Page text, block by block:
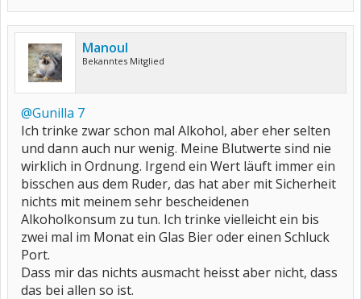
Manoul
Bekanntes Mitglied
@Gunilla 7
Ich trinke zwar schon mal Alkohol, aber eher selten
und dann auch nur wenig. Meine Blutwerte sind nie
wirklich in Ordnung. Irgend ein Wert läuft immer ein
bisschen aus dem Ruder, das hat aber mit Sicherheit
nichts mit meinem sehr bescheidenen
Alkoholkonsum zu tun. Ich trinke vielleicht ein bis
zwei mal im Monat ein Glas Bier oder einen Schluck
Port.
Dass mir das nichts ausmacht heisst aber nicht, dass
das bei allen so ist.